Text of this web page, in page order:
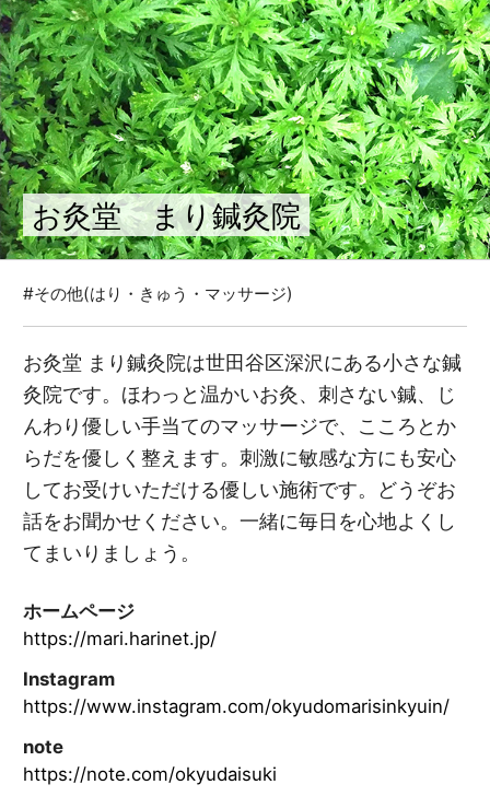
お灸堂 まり鍼灸院
#その他(はり・きゅう・マッサージ)
お灸堂 まり鍼灸院は世田谷区深沢にある小さな鍼
灸院です。ほわっと温かいお灸、刺さない鍼、じ
んわり優しい手当てのマッサージで、こころとか
らだを優しく整えます。刺激に敏感な方にも安心
してお受けいただける優しい施術です。どうぞお
話をお聞かせください。一緒に毎日を心地よくし
てまいりましょう。
ホームページ
https://mari.harinet.jp/
Instagram
https://www.instagram.com/okyudomarisinkyuin/
note
https://note.com/okyudaisuki